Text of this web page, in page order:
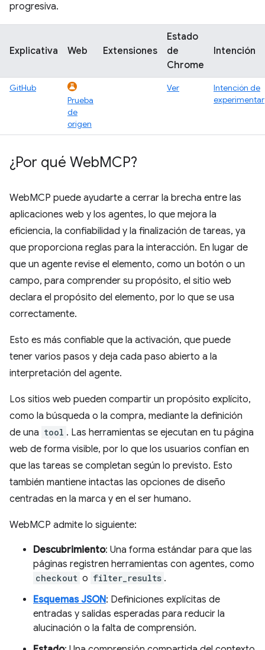
progresiva.
Explicativa Web Extensiones
Estado
de
Chrome
Intención
GitHub
Prueba
de
origen
Ver
Intención de
experimentar
¿Por qué WebMCP?
WebMCP puede ayudarte a cerrar la brecha entre las
aplicaciones web y los agentes, lo que mejora la
eficiencia, la confiabilidad y la finalización de tareas, ya
que proporciona reglas para la interacción. En lugar de
que un agente revise el elemento, como un botón o un
campo, para comprender su propósito, el sitio web
declara el propósito del elemento, por lo que se usa
correctamente.
Esto es más confiable que la activación, que puede
tener varios pasos y deja cada paso abierto a la
interpretación del agente.
Los sitios web pueden compartir un propósito explícito,
como la búsqueda o la compra, mediante la definición
de una tool . Las herramientas se ejecutan en tu página
web de forma visible, por lo que los usuarios confían en
que las tareas se completan según lo previsto. Esto
también mantiene intactas las opciones de diseño
centradas en la marca y en el ser humano.
WebMCP admite lo siguiente:
Descubrimiento: Una forma estándar para que las
páginas registren herramientas con agentes, como
checkout o filter_results .
Esquemas JSON: Definiciones explícitas de
entradas y salidas esperadas para reducir la
alucinación o la falta de comprensión.